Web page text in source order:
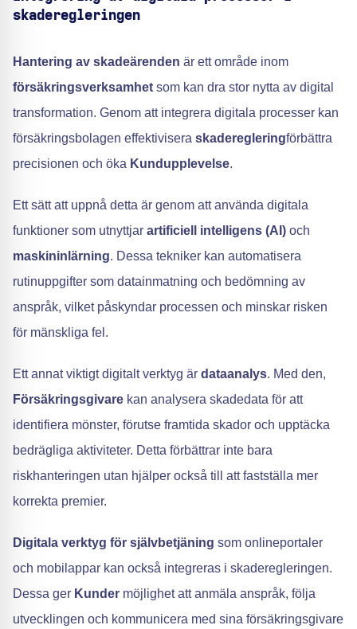
skaderegleringen
Hantering av skadeärenden är ett område inom
försäkringsverksamhet som kan dra stor nytta av digital
transformation. Genom att integrera digitala processer kan
försäkringsbolagen effektivisera skaderegleringförbättra
precisionen och öka Kundupplevelse.
Ett sätt att uppnå detta är genom att använda digitala
funktioner som utnyttjar artificiell intelligens (AI) och
maskininlärning. Dessa tekniker kan automatisera
rutinuppgifter som datainmatning och bedömning av
anspråk, vilket påskyndar processen och minskar risken
för mänskliga fel.
Ett annat viktigt digitalt verktyg är dataanalys. Med den,
Försäkringsgivare kan analysera skadedata för att
identifiera mönster, förutse framtida skador och upptäcka
bedrägliga aktiviteter. Detta förbättrar inte bara
riskhanteringen utan hjälper också till att fastställa mer
korrekta premier.
Digitala verktyg för självbetjäning som onlineportaler
och mobilappar kan också integreras i skaderegleringen.
Dessa ger Kunder möjlighet att anmäla anspråk, följa
utvecklingen och kommunicera med sina försäkringsgivare